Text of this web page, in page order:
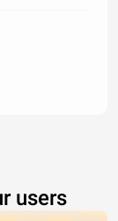
users